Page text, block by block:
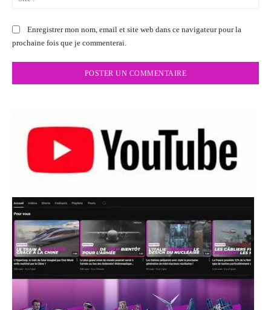
Enregistrer mon nom, email et site web dans ce navigateur pour la
prochaine fois que je commenterai.